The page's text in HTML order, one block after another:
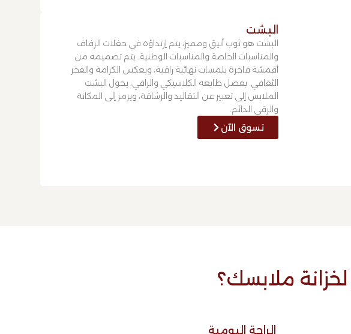
البشت
البشت هو ثوب أنيق ومميز، يتم إرتداؤه في حفلات الزفاف
والمناسبات الخاصة والمناسبات الوطنية. يتم تصميمه من
أقمشة فاخرة بلمسات نهائية راقية، ويعكس الكرامة والفخر
الثقافي. بفضل طابعه الكلاسيكي والراقي، يحول البشت
الملابس إلى تعبير عن التقاليد والرشاقة، ويرمز إلى المكانة
والرقي الدائم.
تسوق الآن
لخزانة ملابسك؟
الراحة اليومية